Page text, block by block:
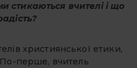
стикаються вчителі і що
християнської етики,
перше, вчитель